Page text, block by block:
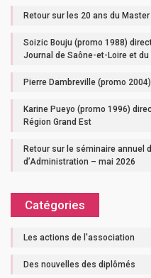
Retour sur les 20 ans du
Soizic Bouju (promo 1988)
Journal de Saône-et-Loire et du
Pierre Dambreville (promo
Karine Pueyo (promo 1996)
Région Grand Est
Retour sur le séminaire annuel
d’Administration – mai 2026
Catégories
Les actions de l'association
Des nouvelles des diplômés